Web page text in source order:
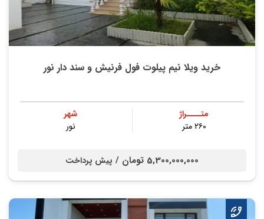
خرید ویلا نیم پیلوت فول فرنیش و سند دار نور
متــــراژ
۲۶۰ متر
شهر
نور
5,300,000,000 تومان / پیش پرداخت